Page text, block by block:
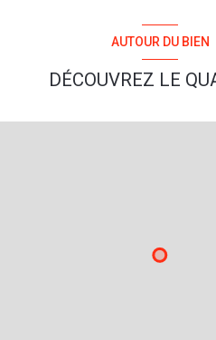
AUTOUR DU BIEN
DÉCOUVREZ LE